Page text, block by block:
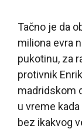
Tačno je da
miliona evra
pukotinu, za
protivnik
madridskom
u vreme
bez ikakvog